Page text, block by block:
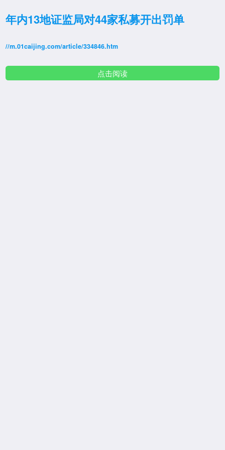
年内13地证监局对44家私募开出罚单
//m.01caijing.com/article/334846.htm
点击阅读